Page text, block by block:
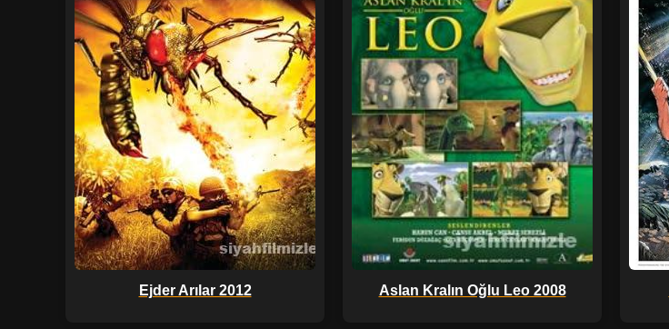
Ejder Arılar 2012 Aslan Kralın Oğlu Leo 2008